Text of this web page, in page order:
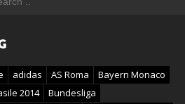
adidas AS Roma
Bayern Monaco
2014
Bundesliga